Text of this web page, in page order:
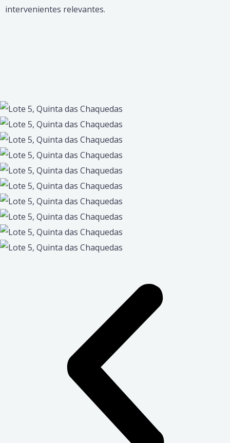
intervenientes relevantes.